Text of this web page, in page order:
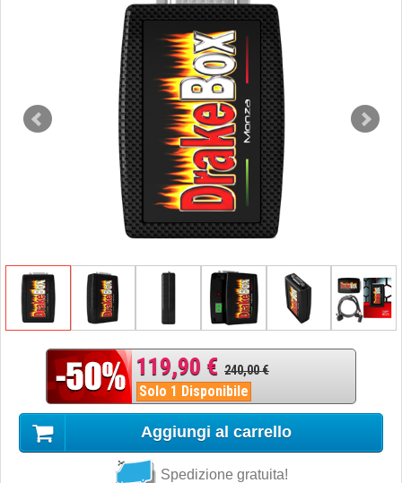
119,90 € 240,00 €
Solo 1 Disponibile
Aggiungi al carrello
Spedizione gratuita!